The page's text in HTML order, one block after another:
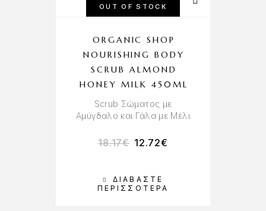
OUT OF STOCK
ΔΙΑΒΆΣΤΕ
ΠΕΡΙΣΣΌΤΕΡΑ
ORGANIC SHOP
NOURISHING BODY
SCRUB ALMOND
HONEY MILK 450ML
Scrub Σώματος με
Αμύγδαλο και Γάλα με Μέλι
18.17€ 12.72€